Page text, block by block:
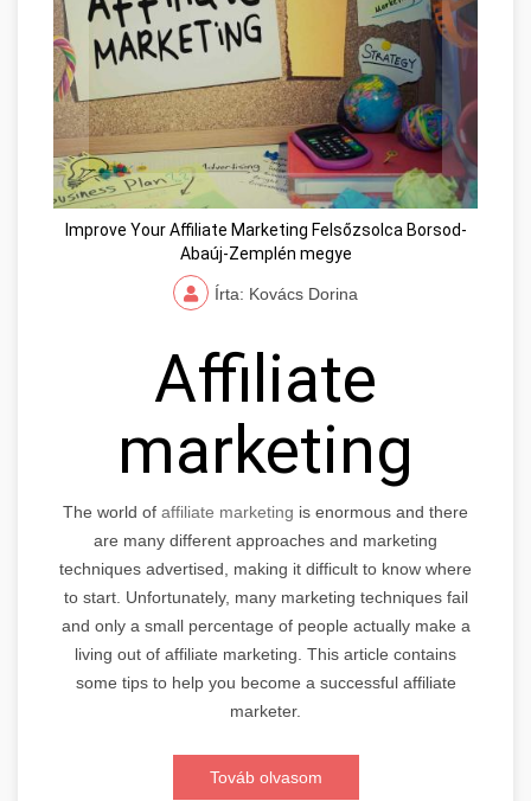
Improve Your Affiliate Marketing Felsőzsolca Borsod-
Abaúj-Zemplén megye
Írta: Kovács Dorina
Affiliate
marketing
The world of affiliate marketing is enormous and there
are many different approaches and marketing
techniques advertised, making it difficult to know where
to start. Unfortunately, many marketing techniques fail
and only a small percentage of people actually make a
living out of affiliate marketing. This article contains
some tips to help you become a successful affiliate
marketer.
Továb olvasom